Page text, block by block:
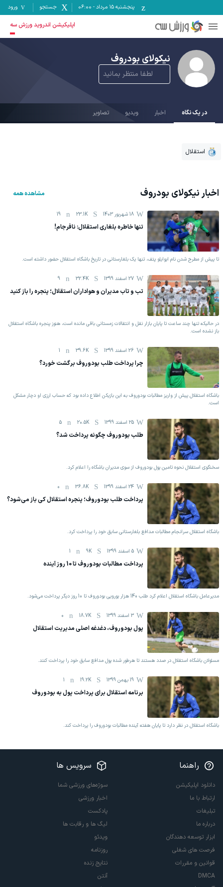
پنجشنبه ۱۵ مرداد -
06:00 جستجو ورود
اپلیکیشن اندروید ورزش سه
نیکولای بودروف
لطفا منتظر بمانید
در یک نگاه اخبار ویدیو تصاویر
استقلال
اخبارنیکولای بودروف مشاهده همه
18 شهریور 1403 23.1K
19
تنها خاطره بلغاری استقلال: نافرجام!
تا پیش از مطرح شدن نام ایوایلو پتف،‌ تنها یک بلغارستانی در تاریخ باشگاه استقلال حضور داشته است.
27 اسفند 1399 32.4K
9
تب و تاب مدیران و هواداران استقلال؛ پنجره را باز کنید
در حالیکه تنها چند ساعت تا پایان بازار نقل و انتقالات زمستانی باقی مانده است، هنوز پنجره باشگاه استقلال
باز نشده است.
26 اسفند 1399 39.6K
1
چرا پرداخت طلب بودوروف برگشت خورد؟
باشگاه استقلال پیش از واریز مطالبات بودوروف به این بازیکن اطلاع داده بود که حساب ارزی او دچار مشکل
است.
25 اسفند 1399 20.5K
5
طلب بودوروف چگونه پرداخت شد؟
سخنگوی استقلال نحوه تامین پول بودوروف از سوی مدیران باشگاه را اعلام کرد.
24 اسفند 1399 36.8K
0
پرداخت طلب بودوروف؛ پنجره استقلال کی باز می‌شود؟
باشگاه استقلال سرانجام مطالبات مدافع بلغارستانی سابق خود را پرداخت کرد.
5 اسفند 1399 9K
1
پرداخت مطالبات بودوروف تا 10 روز آینده
مدیرعامل باشگاه استقلال اعلام کرد طلب 140 هزار یورویی بودوروف تا 10 روز دیگر پرداخت می‌شود.
3 اسفند 1399 18.7K
0
پول بودوروف، دغدغه اصلی مدیریت استقلال
مسئولان باشگاه استقلال در صدد هستند تا هرطور شده پول مدافع سابق خود را پرداخت کنند.
19 بهمن 1399 19.2K
1
برنامه استقلال برای پرداخت پول به بودوروف
باشگاه استقلال در نظر دارد تا پایان هفته آینده مطالبات بودوروف را پرداخت کند.
راهنما
دانلود اپلیکیشن
ارتباط با ما
تبلیغات
درباره ما
ابزار توسعه دهندگان
فرصت های شغلی
قوانین و مقررات
DMCA
سرویس ها
سوژه‌های ورزشی شما
اخبار ورزشی
پادکست
لیگ ها و رقابت ها
ویدئو
روزنامه
نتایج زنده
آنتن